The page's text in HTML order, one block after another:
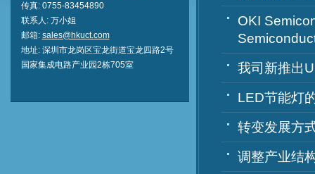
传真: 0755-83454890
联系人: 万小姐
邮箱: sales@hkuct.com
地址: 深圳 市龙岗区宝龙街道宝龙四路2号
国家集成电路产业园2栋705室
OKI
我司新推出
LED节能灯
转变发展方
调整产业结